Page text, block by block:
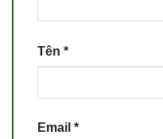
Tên *
Email *